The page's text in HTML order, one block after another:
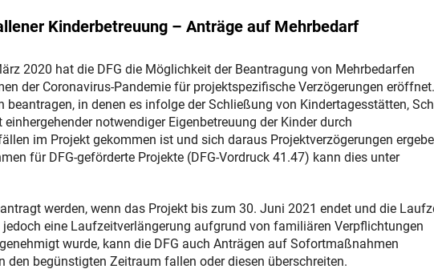
Kinderbetreuung – Anträge auf Mehrbedarf
2020 hat die DFG die Möglichkeit der Beantragung von Mehrbedarfen
der Coronavirus-Pandemie für projektspezifische Verzögerungen eröffnet.
in denen es infolge der Schließung von Kindertagesstätten,
notwendiger Eigenbetreuung der Kinder durch
im Projekt gekommen ist und sich daraus Projektverzögerungen
für DFG-geförderte Projekte (DFG-Vordruck 41.47) kann dies unter
werden, wenn das Projekt bis zum 30. Juni 2021 endet und die
eine Laufzeitverlängerung aufgrund von familiären Verpflichtungen
wurde, kann die DFG auch Anträgen auf Sofortmaßnahmen
begünstigten Zeitraum fallen oder diesen überschreiten.